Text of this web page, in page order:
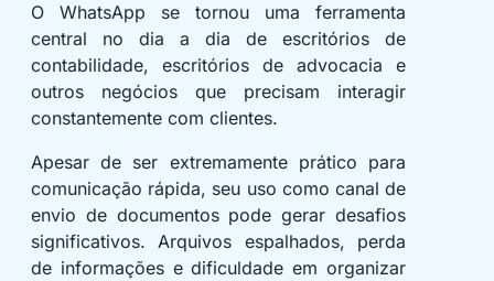
O WhatsApp se tornou uma ferramenta
central no dia a dia de escritórios de
contabilidade, escritórios de advocacia e
outros negócios que precisam interagir
constantemente com clientes.
Apesar de ser extremamente prático para
comunicação rápida, seu uso como canal de
envio de documentos pode gerar desafios
significativos. Arquivos espalhados, perda
de informações e dificuldade em organizar